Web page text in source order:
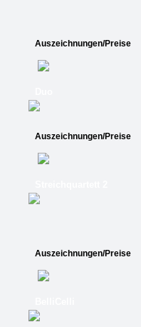
Auszeichnungen/Preise
Auszeichnungen/Preise
Auszeichnungen/Preise